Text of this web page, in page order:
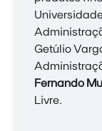
Getúlio
Fernando
Livre.